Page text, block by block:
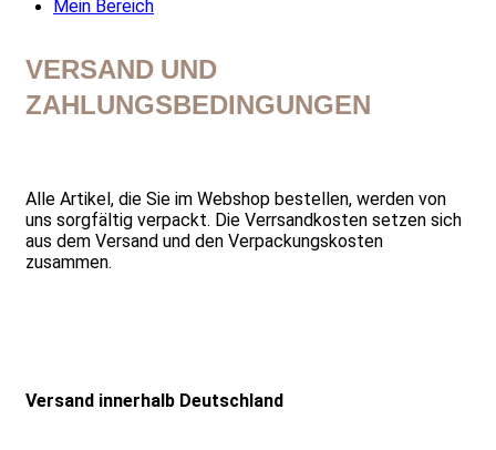
Mein Bereich
VERSAND UND
ZAHLUNGSBEDINGUNGEN
Alle Artikel, die Sie im Webshop bestellen, werden von
uns sorgfältig verpackt. Die Verrsandkosten setzen sich
aus dem Versand und den Verpackungskosten
zusammen.
Versand innerhalb Deutschland